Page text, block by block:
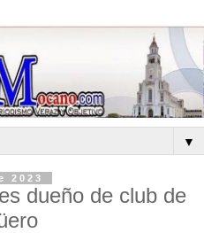
▼
2023
dueño de club de